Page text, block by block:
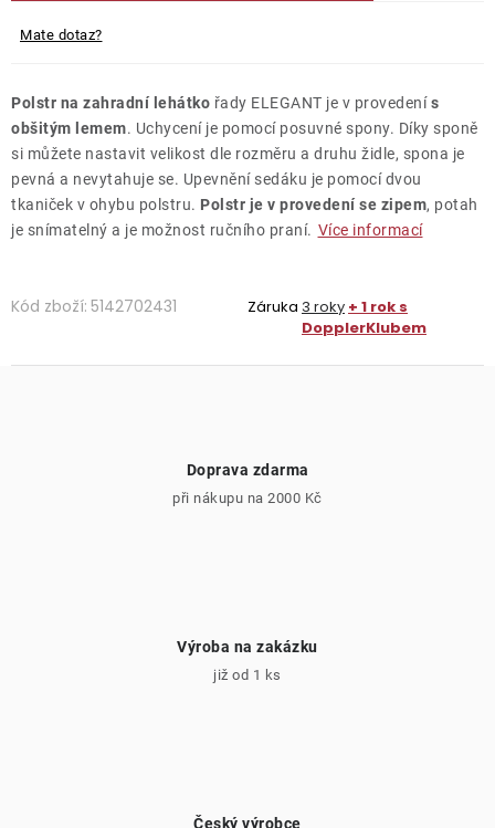
Mate dotaz?
Polstr na zahradní lehátko řady ELEGANT je v provedenís
obšitým lemem. Uchycení je pomocí posuvné spony. Díky sponě
si můžete nastavit velikost dle rozměru a druhu židle, spona je
pevná a nevytahuje se. Upevnění sedáku je pomocí dvou
tkaniček v ohybu polstru. Polstr je v provedení se zipem, potah
je snímatelný a je možnost ručního praní. Více informací
Kód zboží: 5142702431 Záruka 3 roky + 1 rok s
DopplerKlubem
Doprava zdarma
při nákupu na 2000 Kč
Výroba na zakázku
již od 1 ks
Český výrobce